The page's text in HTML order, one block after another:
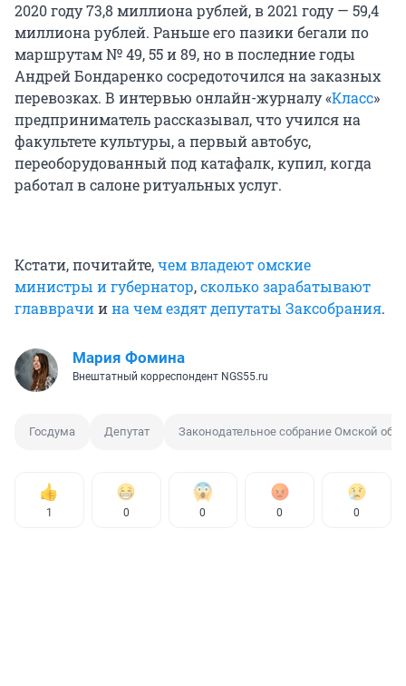
2020 году 73,8 миллиона рублей, в 2021 году — 59,4
миллиона рублей. Раньше его пазики бегали по
маршрутам № 49, 55 и 89, но в последние годы
Андрей Бондаренко сосредоточился на заказных
перевозках. В интервью онлайн-журналу «Класс»
предприниматель рассказывал, что учился на
факультете культуры, а первый автобус,
переоборудованный под катафалк, купил, когда
работал в салоне ритуальных услуг.
Кстати, почитайте,чем владеют омские
министры и губернатор,сколько зарабатывают
главврачиина чем ездят депутаты Заксобрания.
Мария Фомина
Внештатный корреспондент NGS55.ru
Госдума Депутат Законодательное собрание Омской
1 0 0 0 0